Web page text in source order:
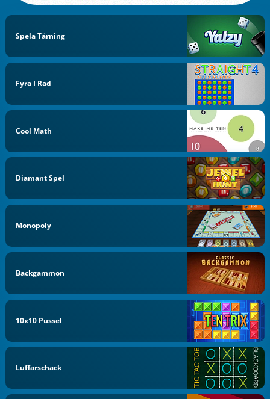
Spela Tärning
Fyra I Rad
Cool Math
Diamant Spel
Monopoly
Backgammon
10x10 Pussel
Luffarschack